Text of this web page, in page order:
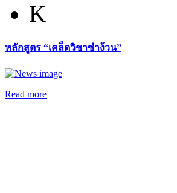
K
หลักสูตร “เคล็ดวิชาซำง้วน”
Read more